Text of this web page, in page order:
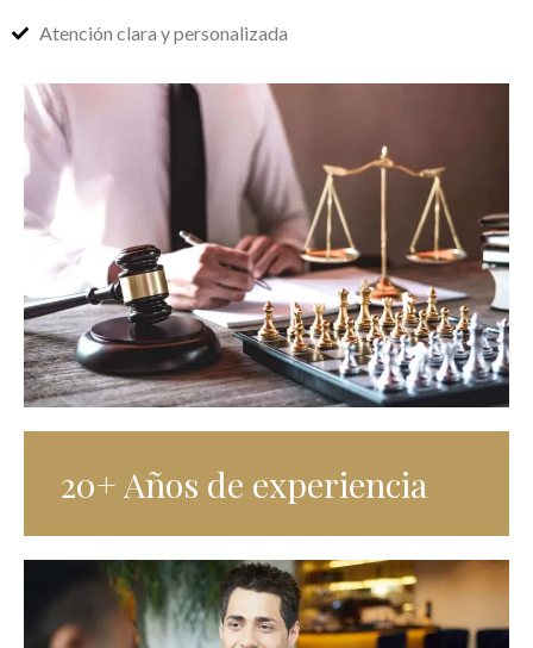
Atención clara y personalizada
20+ Años de experiencia